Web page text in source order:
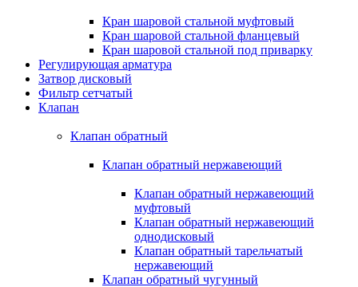
Кран шаровой стальной муфтовый
Кран шаровой стальной фланцевый
Кран шаровой стальной под приварку
Регулирующая арматура
Затвор дисковый
Фильтр сетчатый
Клапан
Клапан обратный
Клапан обратный нержавеющий
Клапан обратный нержавеющий
муфтовый
Клапан обратный нержавеющий
однодисковый
Клапан обратный тарельчатый
нержавеющий
Клапан обратный чугунный